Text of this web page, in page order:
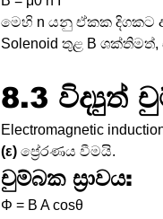
මෙහි n යනු ඒකක දිගකට
Solenoid තුළ B
8.3 විද්‍යුත්
Electromagnetic
(ε) ප්‍රේරණය වීමයි.
චුම්බක ස්‍රාවය:
Φ = B A cosθ